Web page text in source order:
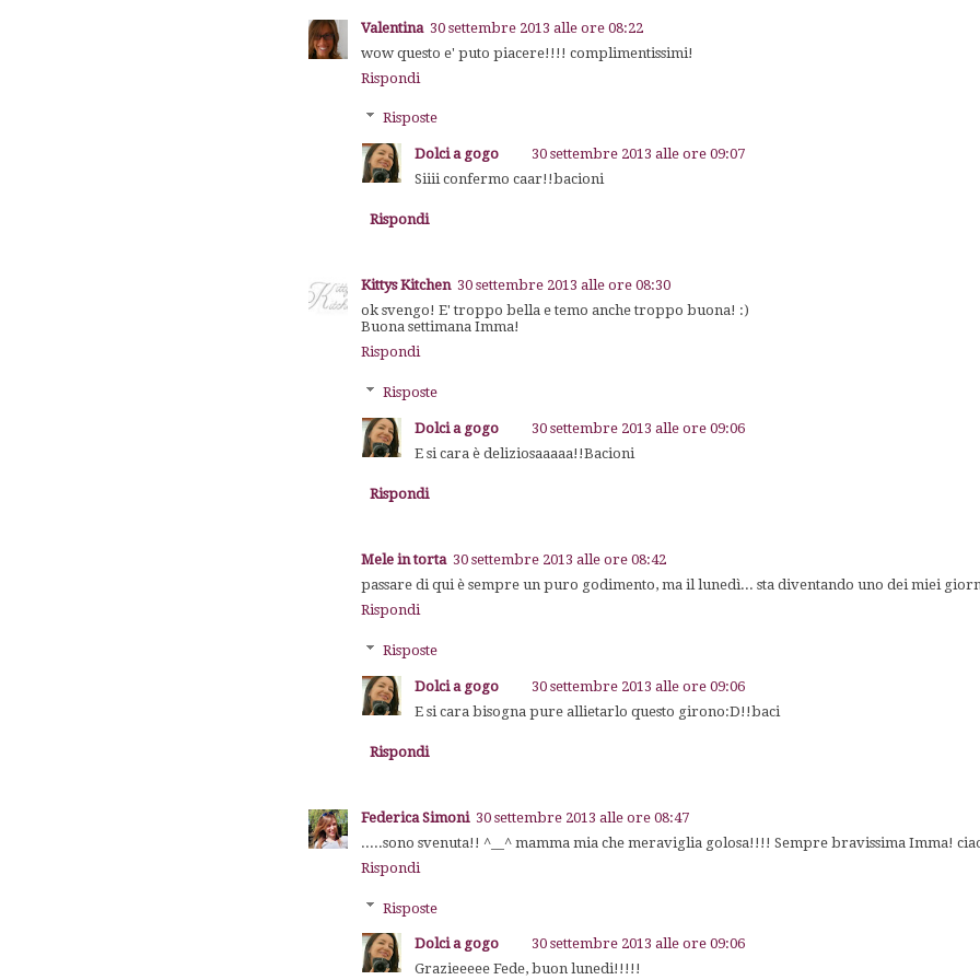
Valentina 30 settembre 2013 alle ore 08:22
wow questo e' puto piacere!!!! complimentissimi!
Rispondi
Risposte
Dolci a gogo
30 settembre 2013 alle ore 09:07
Siiii confermo caar!!bacioni
Rispondi
Kittys Kitchen 30 settembre 2013 alle ore 08:30
ok svengo! E' troppo bella e temo anche troppo buona! :)
Buona settimana Imma!
Rispondi
Risposte
Dolci a gogo
30 settembre 2013 alle ore 09:06
E si cara è deliziosaaaaa!!Bacioni
Rispondi
Mele in torta 30 settembre 2013 alle ore 08:42
passare di qui è sempre un puro godimento, ma il lunedì... sta diventando uno dei miei
Rispondi
Risposte
Dolci a gogo
30 settembre 2013 alle ore 09:06
E si cara bisogna pure allietarlo questo girono:D!!baci
Rispondi
Federica Simoni 30 settembre 2013 alle ore 08:47
.....sono svenuta!! ^__^ mamma mia che meraviglia golosa!!!! Sempre bravissima Imma!
Rispondi
Risposte
Dolci a gogo
30 settembre 2013 alle ore 09:06
Grazieeeee Fede, buon lunedi!!!!!